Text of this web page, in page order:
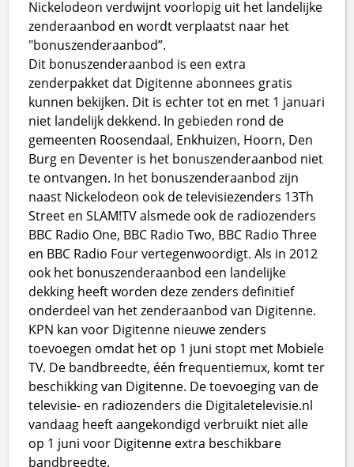
Nickelodeon verdwijnt voorlopig uit het landelijke
zenderaanbod en wordt verplaatst naar het
"bonuszenderaanbod”.
Dit bonuszenderaanbod is een extra
zenderpakket dat Digitenne abonnees gratis
kunnen bekijken. Dit is echter tot en met 1 januari
niet landelijk dekkend. In gebieden rond de
gemeenten Roosendaal, Enkhuizen, Hoorn, Den
Burg en Deventer is het bonuszenderaanbod niet
te ontvangen. In het bonuszenderaanbod zijn
naast Nickelodeon ook de televisiezenders 13Th
Street en SLAM!TV alsmede ook de radiozenders
BBC Radio One, BBC Radio Two, BBC Radio Three
en BBC Radio Four vertegenwoordigt. Als in 2012
ook het bonuszenderaanbod een landelijke
dekking heeft worden deze zenders definitief
onderdeel van het zenderaanbod van Digitenne.
KPN kan voor Digitenne nieuwe zenders
toevoegen omdat het op 1 juni stopt met Mobiele
TV. De bandbreedte, één frequentiemux, komt ter
beschikking van Digitenne. De toevoeging van de
televisie- en radiozenders die Digitaletelevisie.nl
vandaag heeft aangekondigd verbruikt niet alle
op 1 juni voor Digitenne extra beschikbare
bandbreedte.